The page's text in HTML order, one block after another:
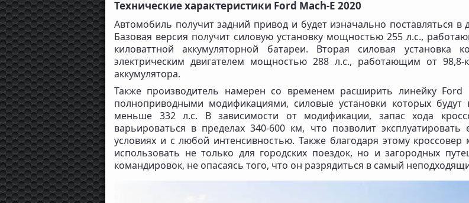
Технические характеристики Ford Mach-E 2020
Автомобиль получит задний привод и будет изначально поставляться в
Базовая версия получит силовую установку мощностью 255 л.с.,
киловаттной аккумуляторной батареи. Вторая силовая установка
электрическим двигателем мощностью 288 л.с., работающим от 98,8-
аккумулятора.
Также производитель намерен со временем расширить линейку Ford
полноприводными модификациями, силовые установки которых будут
меньше 332 л.с. В зависимости от модификации, запас хода
варьироваться в пределах 340-600 км, что позволит
условиях и с любой интенсивностью. Также благодаря этому кроссовер
использовать не только для городских поездок, но и загородных
командировок, не опасаясь того, что он разрядиться в самый